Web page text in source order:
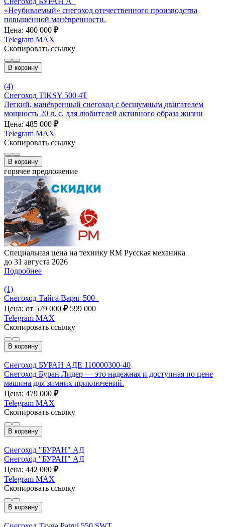
«Неубиваемый» снегоход отечественного производства
повышенной манёвренности.
Цена: 400 000 ₽
Telegram MAX
Скопировать ссылку
В корзину
(4)
Снегоход TIKSY 500 4T
Легкий, манёвренный снегоход с бесшумным двигателем
мощность 20 л. с. для любителей активного образа жизни
Цена: 485 000 ₽
Telegram MAX
Скопировать ссылку
В корзину
горячее предложение
Специальная цена на технику RM Русская механика
до 31 августа 2026
Подробнее
(1)
Снегоход Тайга Варяг 500_
Цена: от 579 000 ₽ 599 000
Telegram MAX
Скопировать ссылку
В корзину
Снегоход БУРАН АДЕ 110000300-40
Снегоход Буран Лидер — это надежная и доступная по цене
машина для зимних приключений.
Цена: 479 000 ₽
Telegram MAX
Скопировать ссылку
В корзину
Снегоход "БУРАН" АД
Снегоход "БУРАН" АД
Цена: 442 000 ₽
Telegram MAX
Скопировать ссылку
В корзину